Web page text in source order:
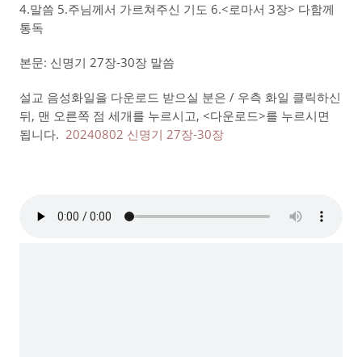
4.말씀 5.주님께서 가르쳐주신 기도 6.<로마서 3장> 다함께
통독
본문: 신명기 27장-30장 말씀
설교 음성화일을 다운로드 받으실 분은 / 우측 화일 클릭하신
뒤, 맨 오른쪽 점 세개를 누르시고, <다운로드>를 누르시면
됩니다. 20240802 신명기 27장-30장